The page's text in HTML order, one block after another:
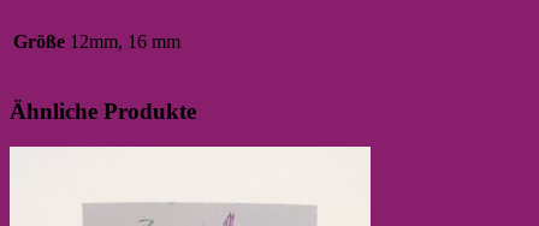
Größe 12mm, 16 mm
Ähnliche Produkte